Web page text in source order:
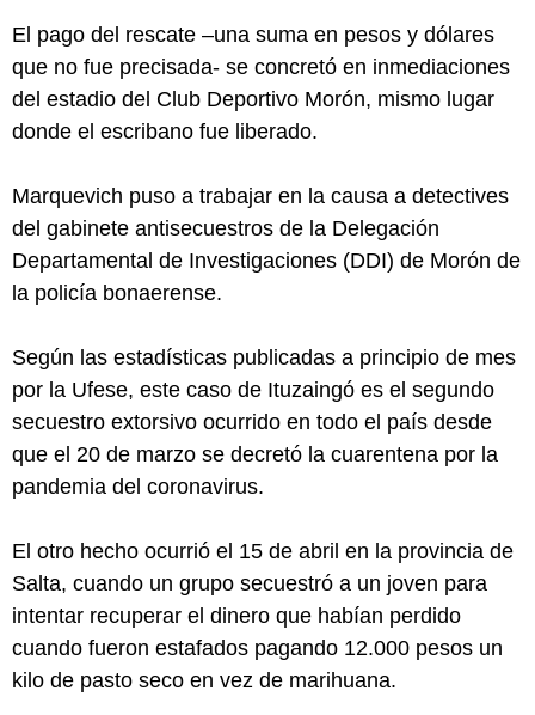
El pago del rescate –una suma en pesos y dólares
que no fue precisada- se concretó en inmediaciones
del estadio del Club Deportivo Morón, mismo lugar
donde el escribano fue liberado.
Marquevich puso a trabajar en la causa a detectives
del gabinete antisecuestros de la Delegación
Departamental de Investigaciones (DDI) de Morón de
la policía bonaerense.
Según las estadísticas publicadas a principio de mes
por la Ufese, este caso de Ituzaingó es el segundo
secuestro extorsivo ocurrido en todo el país desde
que el 20 de marzo se decretó la cuarentena por la
pandemia del coronavirus.
El otro hecho ocurrió el 15 de abril en la provincia de
Salta, cuando un grupo secuestró a un joven para
intentar recuperar el dinero que habían perdido
cuando fueron estafados pagando 12.000 pesos un
kilo de pasto seco en vez de marihuana.